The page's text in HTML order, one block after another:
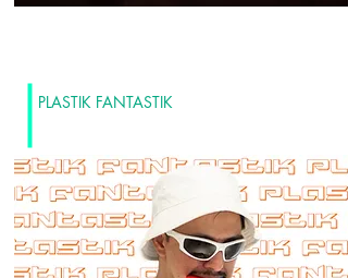
PLASTIK FANTASTIK